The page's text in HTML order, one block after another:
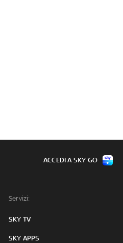
Servizi:
SKY TV
SKY APPS
ACCEDI A SKY GO